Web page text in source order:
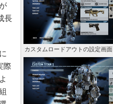
カスタムロードアウトの設定画面
長
際